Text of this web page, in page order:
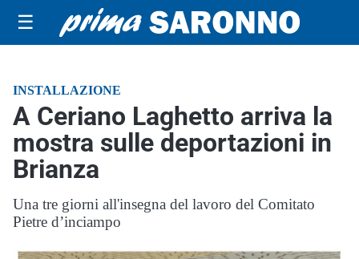
☰
INSTALLAZIONE
A Ceriano Laghetto arriva la
mostra sulle deportazioni in
Brianza
Una tre giorni all'insegna del lavoro del Comitato
Pietre d’inciampo